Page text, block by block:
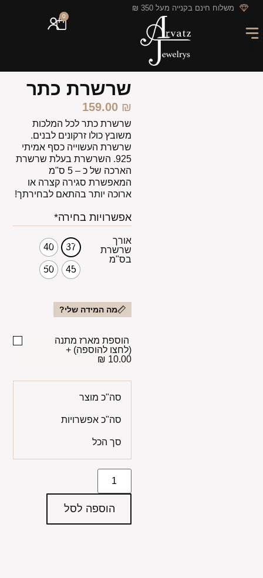
לתוכן משלוח חינם בקנייה מעל 350 ₪
0
שרשרת כתר
159.00 ₪
שרשרת כתר לכל המלכות
משובץ כולו זרקונים לבנים.
שרשרת העשוייה כסף אמיתי
925. השרשרת בעלת שרשרת
הארכה של כ – 5 ס"מ
המאפשרת סגירה קצרה או
ארוכה יותר בהתאם לבחירתך!
אפשרויות בחירה*
אורך
שרשרת
בס"מ
37
40
45
50
מה המידה שלי?
הוספת מארז מתנה
(לחצו להוספה) +
10.00 ₪
סה"כ מוצר
סה"כ אפשרויות
סך הכל
הוספה לסל